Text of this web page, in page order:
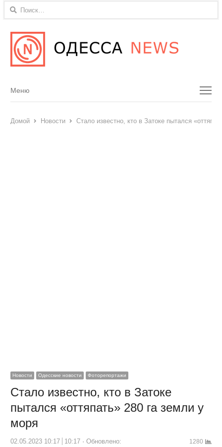
Найти:
Menu
Меню
Домой Новости Стало известно, кто в Затоке пытался
Новости Одесские новости Фоторепортажи
Стало известно, кто в Затоке
пытался «оттяпать» 280 га земли у
моря
02.05.2023 10:17 10:17
Обновлено:
1280